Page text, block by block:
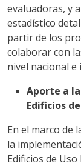
evaluadoras, y
estadístico
partir de los
colaborar con
nivel nacional
Aporte a
Edificios
En el marco de
la
Edificios de